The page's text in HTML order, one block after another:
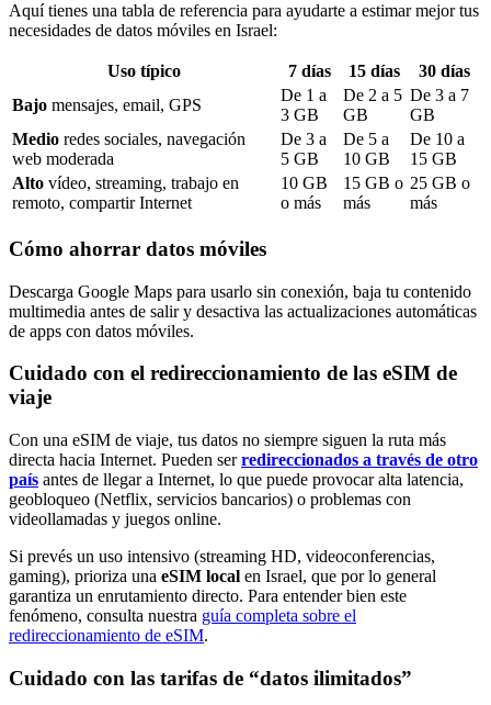
Aquí tienes una tabla de referencia para ayudarte a estimar mejor tus
necesidades de datos móviles en Israel:
Uso típico 7 días 15 días 30 días
Bajo mensajes, email, GPS
De 1 a
3 GB
De 2 a 5
GB
De 3 a 7
GB
Medio redes sociales, navegación
web moderada
De 3 a
5 GB
De 5 a
10 GB
De 10 a
15 GB
Alto vídeo, streaming, trabajo en
remoto, compartir Internet
10 GB
o más
15 GB o
más
25 GB o
más
Cómo ahorrar datos móviles
Descarga Google Maps para usarlo sin conexión, baja tu contenido
multimedia antes de salir y desactiva las actualizaciones automáticas
de apps con datos móviles.
Cuidado con el redireccionamiento de las eSIM de
viaje
Con una eSIM de viaje, tus datos no siempre siguen la ruta más
directa hacia Internet. Pueden serredireccionados a través de otro
país antes de llegar a Internet, lo que puede provocar alta latencia,
geobloqueo (Netflix, servicios bancarios) o problemas con
videollamadas y juegos online.
Si prevés un uso intensivo (streaming HD, videoconferencias,
gaming), prioriza una eSIM local en Israel, que por lo general
garantiza un enrutamiento directo. Para entender bien este
fenómeno, consulta nuestra guía completa sobre el
redireccionamiento de eSIM.
Cuidado con las tarifas de “datos ilimitados”